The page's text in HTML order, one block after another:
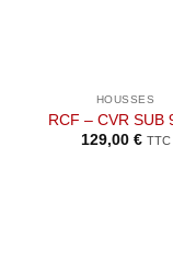
HOUSSES
RCF – CVR SUB
129,00 € TTC